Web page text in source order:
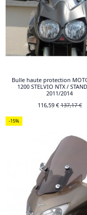
Bulle haute protection
1200 STELVIO NTX /
2011/2014
116,59 €137,17 €
-15%